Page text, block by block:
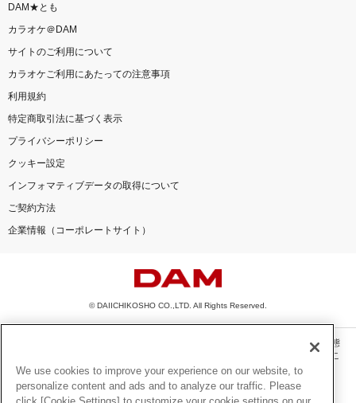
DAM★とも
カラオケ＠DAM
サイトのご利用について
カラオケご利用にあたっての注意事項
利用規約
特定商取引法に基づく表示
プライバシーポリシー
クッキー設定
インフォマティブデータの取得について
ご契約方法
企業情報（コーポレートサイト）
© DAIICHIKOSHO CO.,LTD. All Rights Reserved.
このサイトに掲載されている一切の文章・画像・写真・動画・音声等を、手段や形態
を問わず、著作権法の定める範囲を超えて無断で複製、転載、ファイル化などするこ
とを禁じます。
楽曲及びコンテンツは、機種によりご利用いただけない場合があります。
We use cookies to improve your experience on our website, to
personalize content and ads and to analyze our traffic. Please